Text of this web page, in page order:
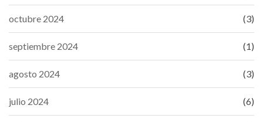
octubre 2024 (3)
septiembre 2024 (1)
agosto 2024 (3)
julio 2024 (6)